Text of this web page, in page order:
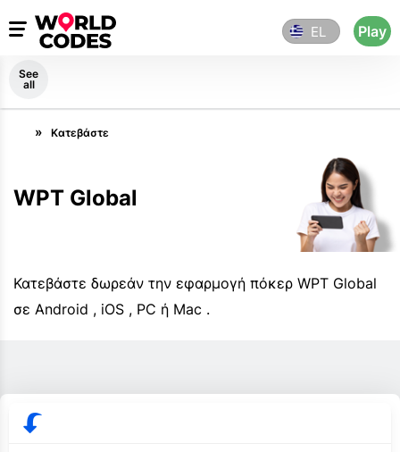
EL Play
See
all
Κατεβάστε
WPT Global
Κατεβάστε δωρεάν την εφαρμογή πόκερ WPT Global
σε Android , iOS , PC ή Mac .